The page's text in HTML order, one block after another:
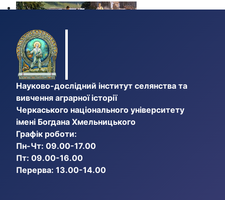
Науково-дослідний інститут селянства та
вивчення аграрної історії
Черкаського національного університету
імені Богдана Хмельницького
Графік роботи:
Пн-Чт: 09.00-17.00
Пт: 09.00-16.00
Перерва: 13.00-14.00